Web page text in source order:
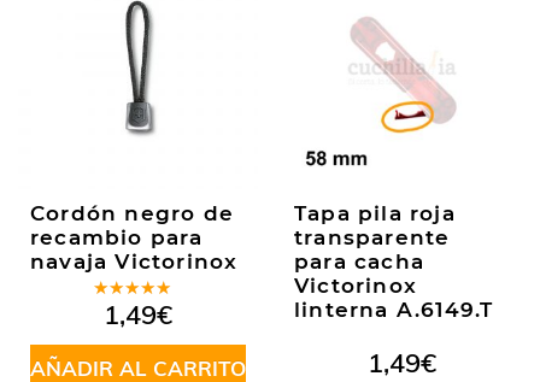
Cordón negro de
recambio para
navaja Victorinox
Valorado
en5.00de
5
1,49€
AÑADIR AL CARRITO
Tapa pila roja
transparente
para cacha
Victorinox
linterna A.6149.T
1,49€